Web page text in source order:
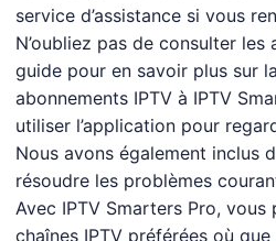
service d’assistance si vous
N’oubliez pas de consulter
guide pour en savoir plus sur
abonnements IPTV à IPTV
utiliser l’application pour
Nous avons également inclus
résoudre les problèmes
Avec IPTV Smarters Pro,
chaînes IPTV préférées où